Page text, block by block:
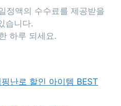
정액의 수수료를 제공받을
습니다.
하루 되세요.
난로 할인 아이템 BEST